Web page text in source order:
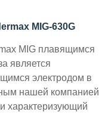
MIG-630G
MIG плавящимся
является
электродом в
нашей компанией
характеризующий